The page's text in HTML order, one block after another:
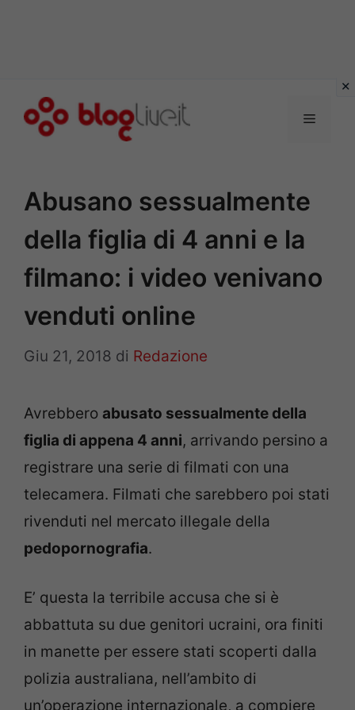
Menu
Abusano sessualmente
della figlia di 4 anni e la
filmano: i video venivano
venduti online
Giu 21, 2018 di Redazione
Avrebbero abusato sessualmente della
figlia di appena 4 anni, arrivando persino a
registrare una serie di filmati con una
telecamera. Filmati che sarebbero poi stati
rivenduti nel mercato illegale della
pedopornografia.
E’ questa la terribile accusa che si è
abbattuta su due genitori ucraini, ora finiti
in manette per essere stati scoperti dalla
polizia australiana, nell’ambito di
un’operazione internazionale, a compiere